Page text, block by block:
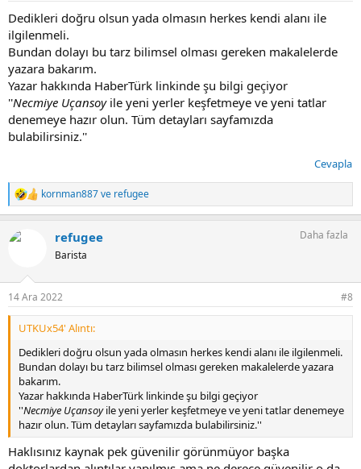
Dedikleri doğru olsun yada olmasın herkes kendi alanı ile
ilgilenmeli.
Bundan dolayı bu tarz bilimsel olması gereken makalelerde
yazara bakarım.
Yazar hakkında HaberTürk linkinde şu bilgi geçiyor
''Necmiye Uçansoyile yeni yerler keşfetmeye ve yeni tatlar
denemeye hazır olun. Tüm detayları sayfamızda
bulabilirsiniz.''
Cevapla
T
e
k
:
kornman887ve refugee
refugee
Barista
Daha fazla
14 Ara 2022 #8
UTKUx54' Alıntı:
Dedikleri doğru olsun yada olmasın herkes kendi alanı ile ilgilenmeli.
Bundan dolayı bu tarz bilimsel olması gereken makalelerde yazara
bakarım.
Yazar hakkında HaberTürk linkinde şu bilgi geçiyor
''Necmiye Uçansoyile yeni yerler keşfetmeye ve yeni tatlar denemeye
hazır olun. Tüm detayları sayfamızda bulabilirsiniz.''
Haklısınız kaynak pek güvenilir görünmüyor başka